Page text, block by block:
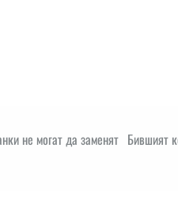
не могат да заменят Бившият